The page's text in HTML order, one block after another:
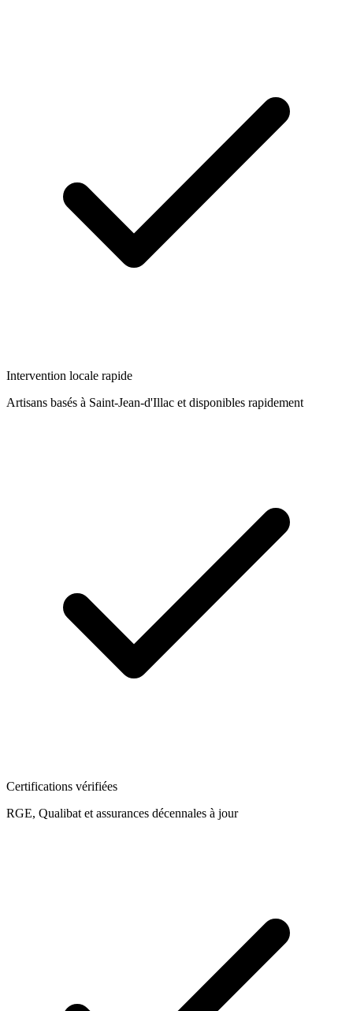
Intervention locale rapide
Artisans basés à Saint-Jean-d'Illac et disponibles rapidement
Certifications vérifiées
RGE, Qualibat et assurances décennales à jour